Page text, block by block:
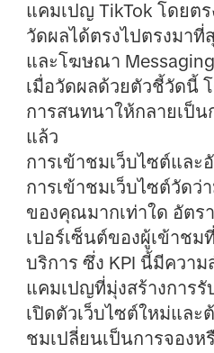
แคมเปญ TikTok โดยต
วัดผลได้ตรงไปตรงมาที่
และโฆษณา
เมื่อวัดผลด้วยตัวชี้วัดนี้
การสนทนาให้กลายเป็
แล้ว
การเข้าชมเว็บไซต์และ
การเข้าชมเว็บไซต์วัดว่
ของคุณมากเท่าใด อัตร
เปอร์เซ็นต์ของผู้เข้าชม
บริการ ซึ่ง KPI นี้มีควา
แคมเปญที่มุ่งสร้างการรั
เปิดตัวเว็บไซต์ใหม่และ
ชมเปลี่ยนเป็นการจองห